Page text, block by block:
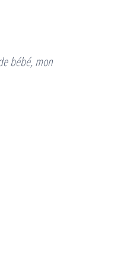
bébé, mon